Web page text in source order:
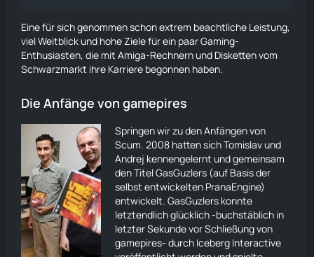
Eine für sich genommen schon extrem beachtliche Leistung,
viel Weitblick und hohe Ziele für ein paar Gaming-
Enthusiasten, die mit Amiga-Rechnern und Disketten vom
Schwarzmarkt ihre Karriere begonnen haben.
Die Anfänge von gamepires
Springen wir zu den Anfängen von
Scum. 2008 hatten sich Tomislav und
Andrej kennengelernt und gemeinsam
den Titel GasGuzlers (auf Basis der
selbst entwickelten PranaEngine)
entwickelt. GasGuzlers konnte
letztendlich glücklich -buchstäblich in
letzter Sekunde vor Schließung von
gamepires- durch Iceberg Interactive